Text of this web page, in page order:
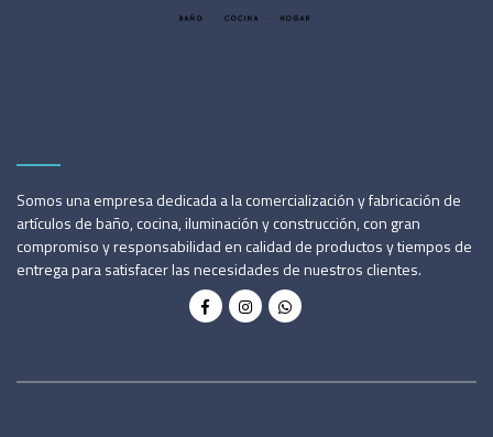
Somos una empresa dedicada a la comercialización y fabricación de
artículos de baño, cocina, iluminación y construcción, con gran
compromiso y responsabilidad en calidad de productos y tiempos de
entrega para satisfacer las necesidades de nuestros clientes.